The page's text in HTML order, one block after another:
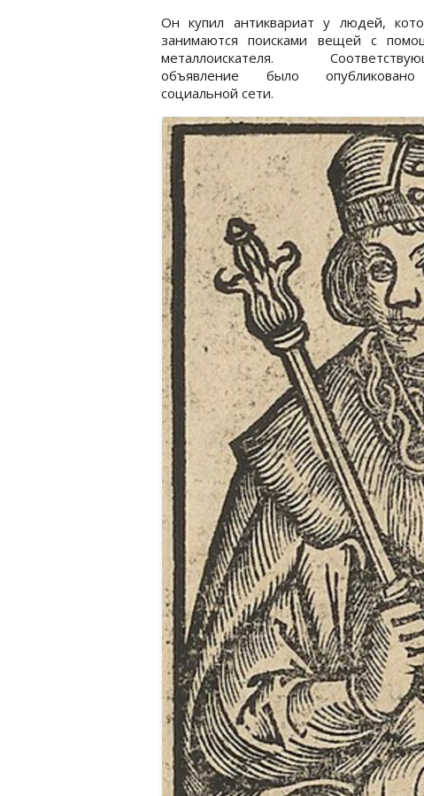
Он купил антиквариат у людей,
занимаются поисками вещей с
металлоискателя.
объявление было
социальной сети.